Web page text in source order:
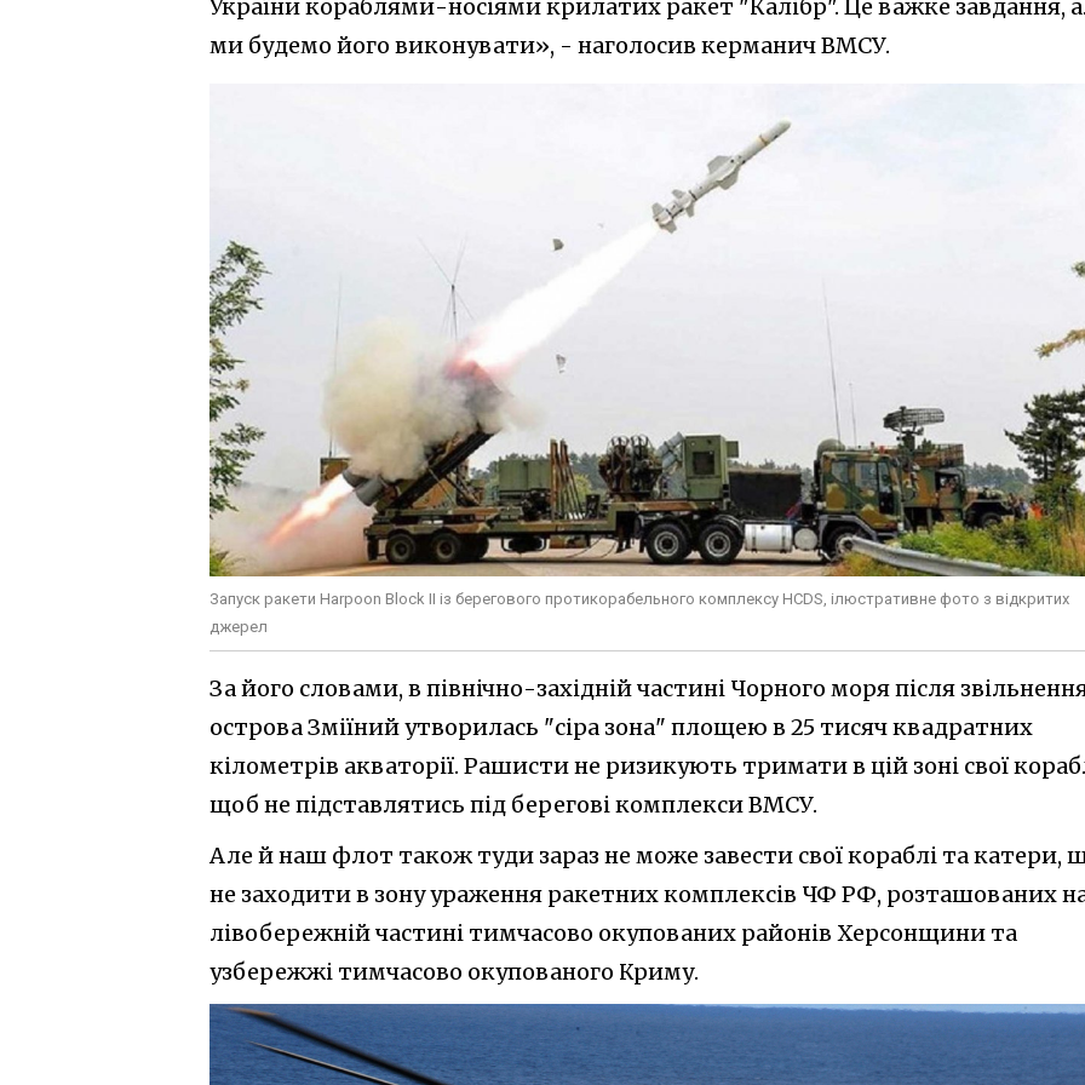
України кораблями-носіями крилатих ракет "Калібр". Це важке завдання,
ми будемо його виконувати», - наголосив керманич ВМСУ.
Запуск ракети Harpoon Block II із берегового протикорабельного комплексу HCDS, ілюстративне фото з відкритих
джерел
За його словами, в північно-західній частині Чорного моря після
острова Зміїний утворилась "сіра зона" площею в 25 тисяч квадратних
кілометрів акваторії. Рашисти не ризикують тримати в цій зоні свої
щоб не підставлятись під берегові комплекси ВМСУ.
Але й наш флот також туди зараз не може завести свої кораблі та катери,
не заходити в зону ураження ракетних комплексів ЧФ РФ, розташованих
лівобережній частині тимчасово окупованих районів Херсонщини та
узбережжі тимчасово окупованого Криму.